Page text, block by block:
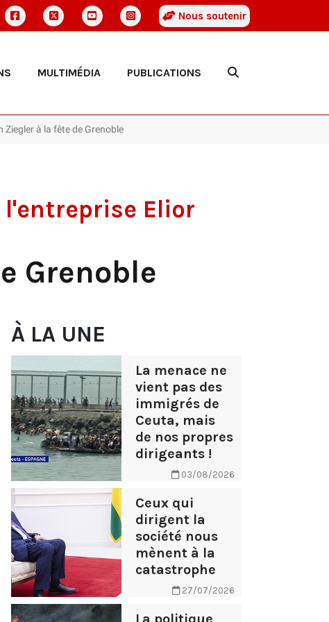
Nous soutenir
MULTIMÉDIA PUBLICATIONS
à la fête de Grenoble
Elior
Grenoble
À LA UNE
La menace ne
vient pas des
immigrés de
Ceuta, mais
de nos propres
dirigeants !
03/08/2026
Ceux qui
dirigent la
société nous
mènent à la
catastrophe
27/07/2026
La politique